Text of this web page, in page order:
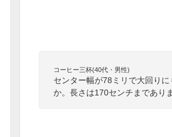
コーヒー三杯(40代・男性)
センター幅が78ミリで大回り
か。長さは170センチまであり